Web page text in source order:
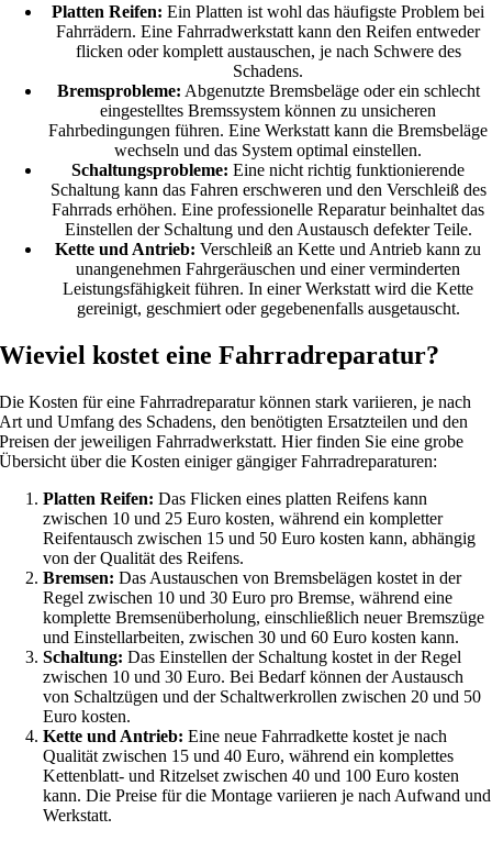
Platten Reifen: Ein Platten ist wohl das häufigste Problem bei
Fahrrädern. Eine Fahrradwerkstatt kann den Reifen entweder
flicken oder komplett austauschen, je nach Schwere des
Schadens.
Bremsprobleme: Abgenutzte Bremsbeläge oder ein schlecht
eingestelltes Bremssystem können zu unsicheren
Fahrbedingungen führen. Eine Werkstatt kann die Bremsbeläge
wechseln und das System optimal einstellen.
Schaltungsprobleme: Eine nicht richtig funktionierende
Schaltung kann das Fahren erschweren und den Verschleiß des
Fahrrads erhöhen. Eine professionelle Reparatur beinhaltet das
Einstellen der Schaltung und den Austausch defekter Teile.
Kette und Antrieb: Verschleiß an Kette und Antrieb kann zu
unangenehmen Fahrgeräuschen und einer verminderten
Leistungsfähigkeit führen. In einer Werkstatt wird die Kette
gereinigt, geschmiert oder gegebenenfalls ausgetauscht.
Wieviel kostet eine Fahrradreparatur?
Die Kosten für eine Fahrradreparatur können stark variieren, je nach
Art und Umfang des Schadens, den benötigten Ersatzteilen und den
Preisen der jeweiligen Fahrradwerkstatt. Hier finden Sie eine grobe
Übersicht über die Kosten einiger gängiger Fahrradreparaturen:
Platten Reifen: Das Flicken eines platten Reifens kann
zwischen 10 und 25 Euro kosten, während ein kompletter
Reifentausch zwischen 15 und 50 Euro kosten kann, abhängig
von der Qualität des Reifens.
Bremsen: Das Austauschen von Bremsbelägen kostet in der
Regel zwischen 10 und 30 Euro pro Bremse, während eine
komplette Bremsenüberholung, einschließlich neuer Bremszüge
und Einstellarbeiten, zwischen 30 und 60 Euro kosten kann.
Schaltung: Das Einstellen der Schaltung kostet in der Regel
zwischen 10 und 30 Euro. Bei Bedarf können der Austausch
von Schaltzügen und der Schaltwerkrollen zwischen 20 und 50
Euro kosten.
Kette und Antrieb: Eine neue Fahrradkette kostet je nach
Qualität zwischen 15 und 40 Euro, während ein komplettes
Kettenblatt- und Ritzelset zwischen 40 und 100 Euro kosten
kann. Die Preise für die Montage variieren je nach Aufwand und
Werkstatt.